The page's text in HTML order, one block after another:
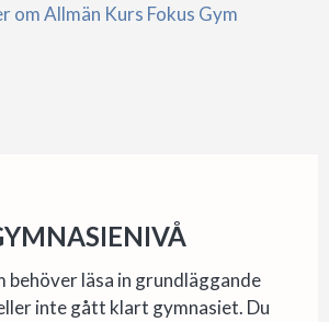
om Allmän Kurs Fokus Gym
behöver läsa in grundläggande
inte gått klart gymnasiet. Du